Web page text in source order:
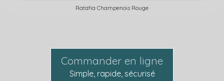
Ratafia Champenois Rouge
Commander en ligne
Simple, rapide, sécurisé